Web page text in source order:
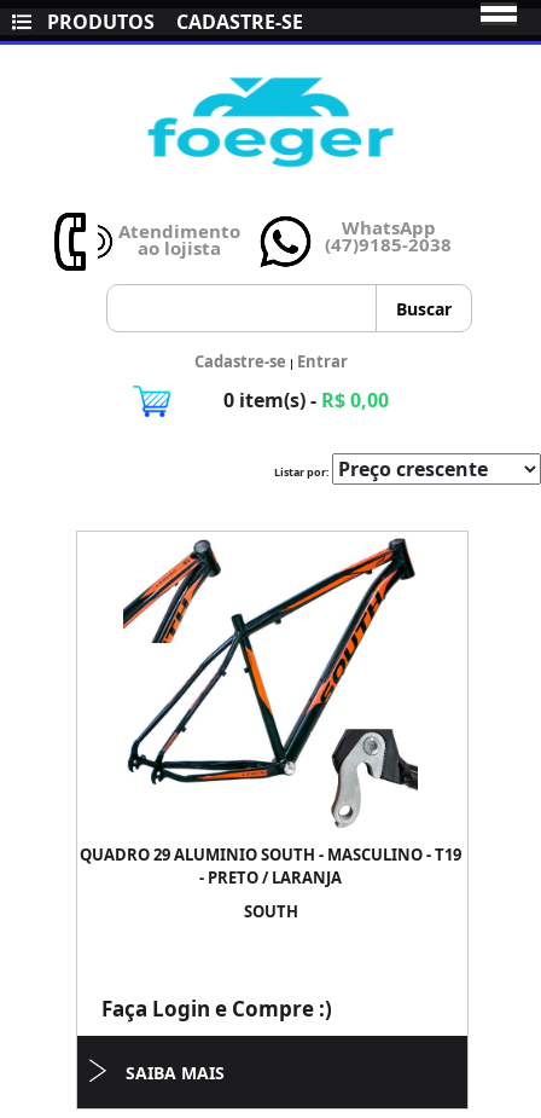
PRODUTOS CADASTRE-SE
Atendimento
ao lojista
WhatsApp
(47)9185-2038
Cadastre-se | Entrar
0 item(s) - R$ 0,00
Listar por:
QUADRO 29 ALUMINIO SOUTH - MASCULINO - T19
- PRETO / LARANJA
SOUTH
Faça Login e Compre :)
SAIBA MAIS